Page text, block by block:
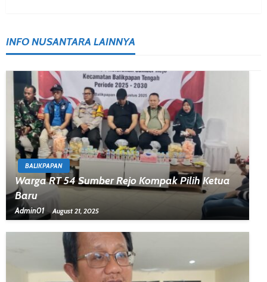
INFO NUSANTARA LAINNYA
BALIKPAPAN
Warga RT 54 Sumber Rejo Kompak Pilih Ketua
Baru
Admin01 August 21, 2025